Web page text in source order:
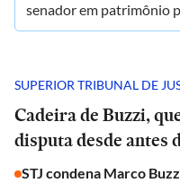
senador em patrimônio
SUPERIOR TRIBUNAL DE
Cadeira de Buzzi,
disputa desde antes
STJ condena Marco